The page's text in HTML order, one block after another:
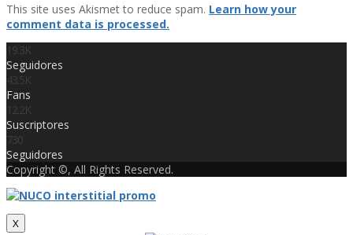
This site uses Akismet to reduce spam. Learn how your
comment data is processed.
19.3K
Seguidores
43.5K
Fans
12.2K
Suscriptores
730
Seguidores
Copyright ©, All Rights Reserved.
X